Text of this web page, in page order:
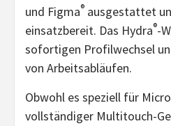
und Figma® ausgestattet
einsatzbereit. Das Hydra®-
sofortigen Profilwechsel
von Arbeitsabläufen.
Obwohl es speziell für
vollständiger Multitouch-